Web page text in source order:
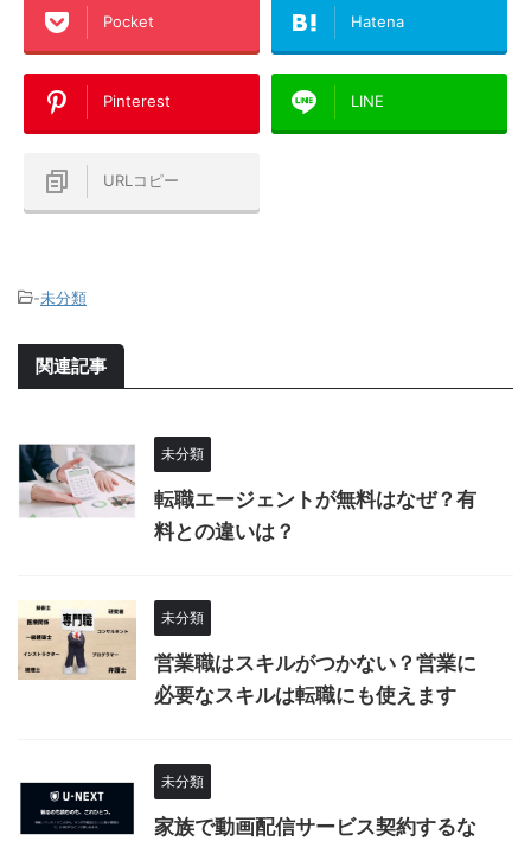
Pocket Hatena
Pinterest LINE
URLコピー
-未分類
関連記事
未分類
転職エージェントが無料はなぜ？有
料との違いは？
未分類
営業職はスキルがつかない？営業に
必要なスキルは転職にも使えます
未分類
家族で動画配信サービス契約するな